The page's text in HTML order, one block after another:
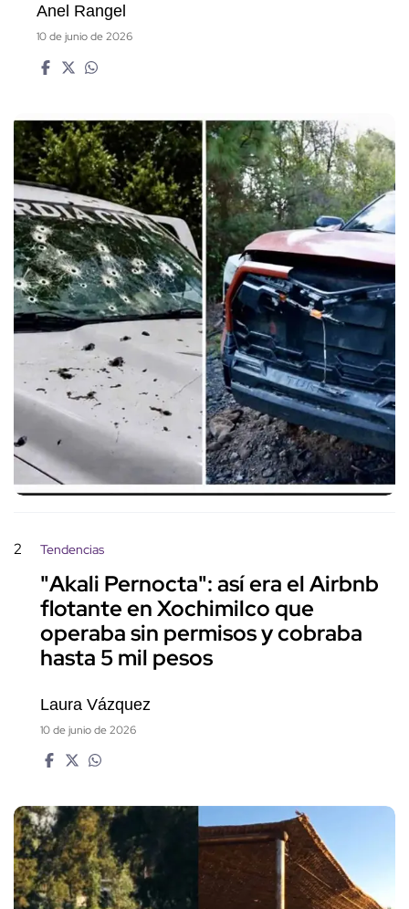
Anel Rangel
10 de junio de 2026
2 Tendencias
"Akali Pernocta": así era el Airbnb
flotante en Xochimilco que
operaba sin permisos y cobraba
hasta 5 mil pesos
Laura Vázquez
10 de junio de 2026